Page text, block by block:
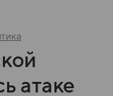
атаке